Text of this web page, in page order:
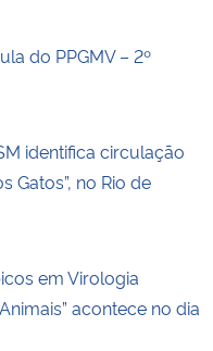
do PPGMV – 2º
identifica circulação
Gatos”, no Rio de
em Virologia
acontece no dia